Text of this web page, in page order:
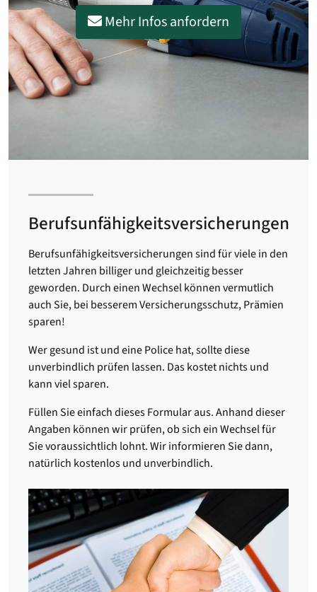
Mehr Infos anfordern
Berufsunfähigkeitsversicherungen
Berufsunfähigkeitsversicherungen sind für viele in den
letzten Jahren billiger und gleichzeitig besser
geworden. Durch einen Wechsel können vermutlich
auch Sie, bei besserem Versicherungsschutz, Prämien
sparen!
Wer gesund ist und eine Police hat, sollte diese
unverbindlich prüfen lassen. Das kostet nichts und
kann viel sparen.
Füllen Sie einfach dieses Formular aus. Anhand dieser
Angaben können wir prüfen, ob sich ein Wechsel für
Sie voraussichtlich lohnt. Wir informieren Sie dann,
natürlich kostenlos und unverbindlich.